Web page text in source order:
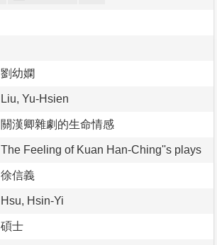
劉幼嫻
Liu, Yu-Hsien
關漢卿雜劇的生命情感
The Feeling of Kuan Han-Ching''s plays
徐信義
Hsu, Hsin-Yi
碩士